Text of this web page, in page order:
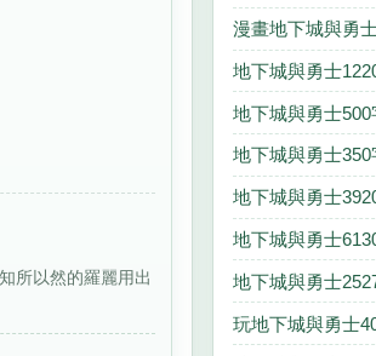
所以然的羅麗用出
漫畫地下城與勇
地下城與勇士
地下城與勇士500
地下城與勇士350
地下城與勇士
地下城與勇士
地下城與勇士
玩地下城與勇士